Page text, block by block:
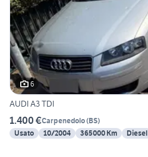
6
AUDI A3 TDI
1.400 €Carpenedolo(BS)
Usato
10/2004 365000 Km Diesel